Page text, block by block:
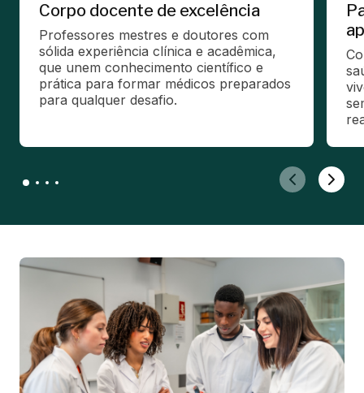
Corpo docente de excelência
Professores mestres e doutores com
sólida experiência clínica e acadêmica,
que unem conhecimento científico e
prática para formar médicos preparados
para qualquer desafio.